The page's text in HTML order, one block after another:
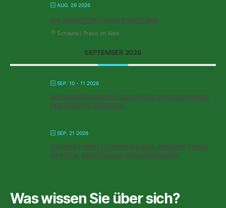
AUG. 29 2026
DIE ARCHITEKTUR DES IRRTUMS
Scheune / Praxis im Wald
SEPTEMBER 2026
SEP. 10 - 11 2026
WAHRNEHMUNGSILLUSION UND BEREICHERNDE
PERSPEKTIVWECHSEL
SEP. 21 2026
STEREOTYPEN HINTERFRAGEN. PERSPEKTIVEN
ÖFFNEN. GEMEINSAM VORANKOMMEN
Was wissen Sie über sich?